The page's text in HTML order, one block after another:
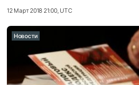
12 Март 2018 21:00, UTC
Новости